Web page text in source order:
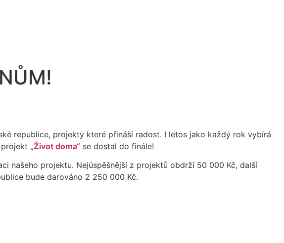
republice, projekty které přináší radost. I letos jako každý rok vybírá
„Život doma“ se dostal do finále!
našeho projektu. Nejúspěšnější z projektů obdrží 50 000 Kč, další
bude darováno 2 250 000 Kč.